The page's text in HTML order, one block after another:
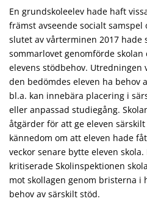
En grundskoleelev hade haft
främst avseende socialt
slutet av vårterminen 2017
sommarlovet genomförde
elevens stödbehov. Utredningen
den bedömdes eleven ha behov
bl.a. kan innebära placering i
eller anpassad studiegång.
åtgärder för att ge eleven
kännedom om att eleven hade
veckor senare bytte eleven
kritiserade Skolinspektionen
mot skollagen genom bristerna i
behov av särskilt stöd.